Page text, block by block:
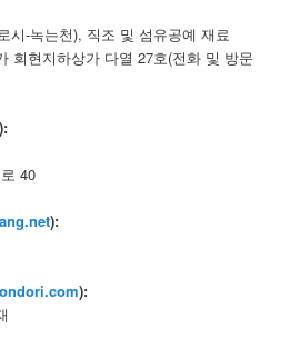
시-녹는천), 직조 및 섬유공예 재료
회현지하상가 다열 27호(전화 및 방문
40
):
):